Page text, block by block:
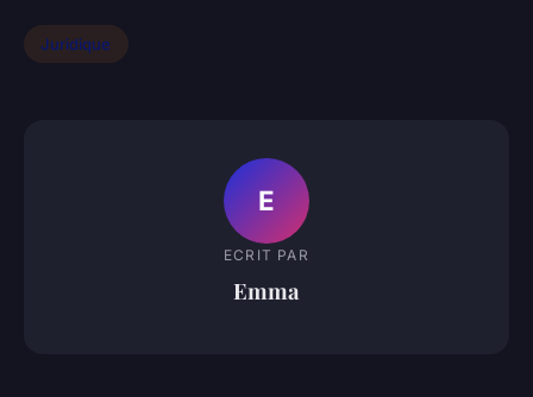
Juridique
E
ECRIT PAR
Emma